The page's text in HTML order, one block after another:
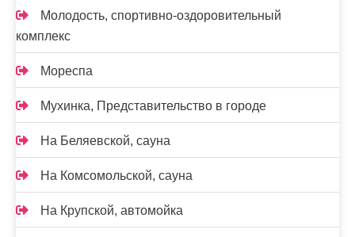
Молодость, спортивно-оздоровительный
комплекс
Мореспа
Мухинка, Представительство в городе
На Беляевской, сауна
На Комсомольской, сауна
На Крупской, автомойка